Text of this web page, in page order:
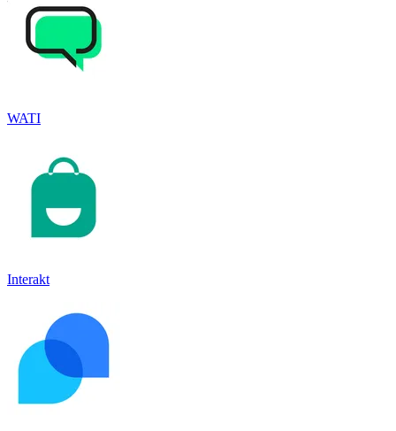
WATI
Interakt